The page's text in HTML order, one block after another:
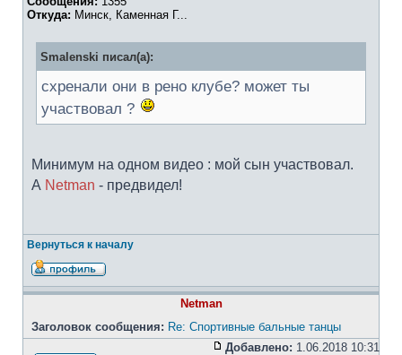
Откуда: Минск, Каменная Г...
Smalenski писал(а):
схренали они в рено клубе? может ты
участвовал ?
Минимум на одном видео : мой сын участвовал.
А Netman - предвидел!
Вернуться к началу
Netman
Заголовок сообщения: Re: Спортивные бальные танцы
Добавлено: 1.06.2018 10:31